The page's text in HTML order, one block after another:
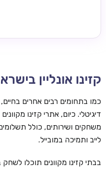
קזינו אונליין
כמו בתחומים רבים אחרים
דיגיטלי. כיום, אתרי קזינו
משחקים ושירותים, כולל
לייב ותמיכה במובייל.
בבתי קזינו מקוונים תוכלו